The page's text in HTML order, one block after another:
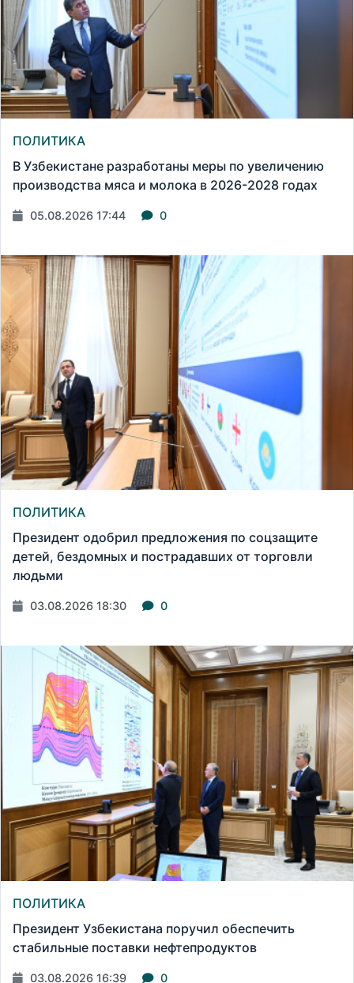
ПОЛИТИКА
В Узбекистане разработаны меры по увеличению
производства мяса и молока в 2026-2028 годах
05.08.2026 17:44 0
ПОЛИТИКА
Президент одобрил предложения по соцзащите
детей, бездомных и пострадавших от торговли
людьми
03.08.2026 18:30 0
ПОЛИТИКА
Президент Узбекистана поручил обеспечить
стабильные поставки нефтепродуктов
03.08.2026 16:39 0